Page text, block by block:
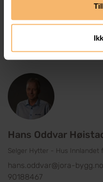
Se prospekt for mer
detaljert
Hans Oddvar
Selger Hytter - Hus Innlandet
hans.oddvar@jora-bygg.no
90188467